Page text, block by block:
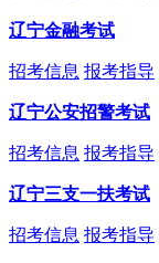
辽宁金融考试
招考信息 报考指导
辽宁公安招警考试
招考信息 报考指导
辽宁三支一扶考试
招考信息 报考指导